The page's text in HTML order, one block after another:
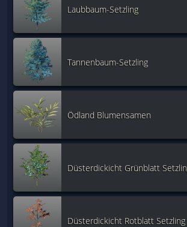
Laubbaum-Setzling
Tannenbaum-Setzling
Ödland Blumensamen
Düsterdickicht Grünblatt
Düsterdickicht Rotblatt Setzling